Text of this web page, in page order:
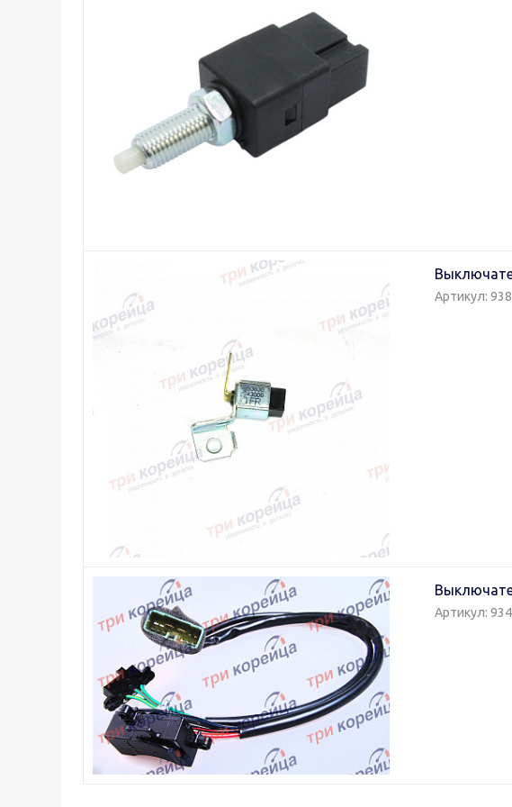
Артикул:
Артикул: